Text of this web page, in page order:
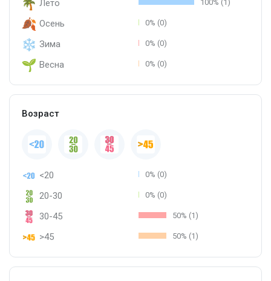
Лето 100% (1)
Осень 0% (0)
Зима 0% (0)
Весна 0% (0)
Возраст
<20 0% (0)
20-30 0% (0)
30-45 50% (1)
>45 50% (1)